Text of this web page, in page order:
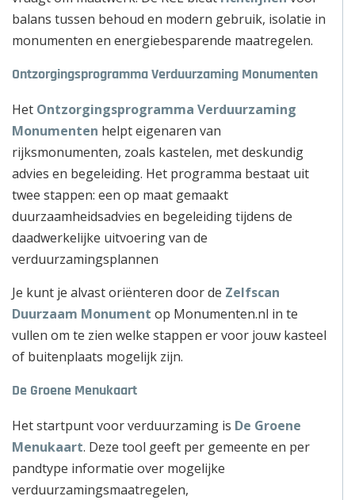
balans tussen behoud en modern gebruik, isolatie in
monumenten en energiebesparende maatregelen.
Ontzorgingsprogramma Verduurzaming Monumenten
Het Ontzorgingsprogramma Verduurzaming
Monumenten helpt eigenaren van
rijksmonumenten, zoals kastelen, met deskundig
advies en begeleiding. Het programma bestaat uit
twee stappen: een op maat gemaakt
duurzaamheidsadvies en begeleiding tijdens de
daadwerkelijke uitvoering van de
verduurzamingsplannen
Je kunt je alvast oriënteren door de Zelfscan
Duurzaam Monument op Monumenten.nl in te
vullen om te zien welke stappen er voor jouw kasteel
of buitenplaats mogelijk zijn.
De Groene Menukaart
Het startpunt voor verduurzaming is De Groene
Menukaart. Deze tool geeft per gemeente en per
pandtype informatie over mogelijke
verduurzamingsmaatregelen,